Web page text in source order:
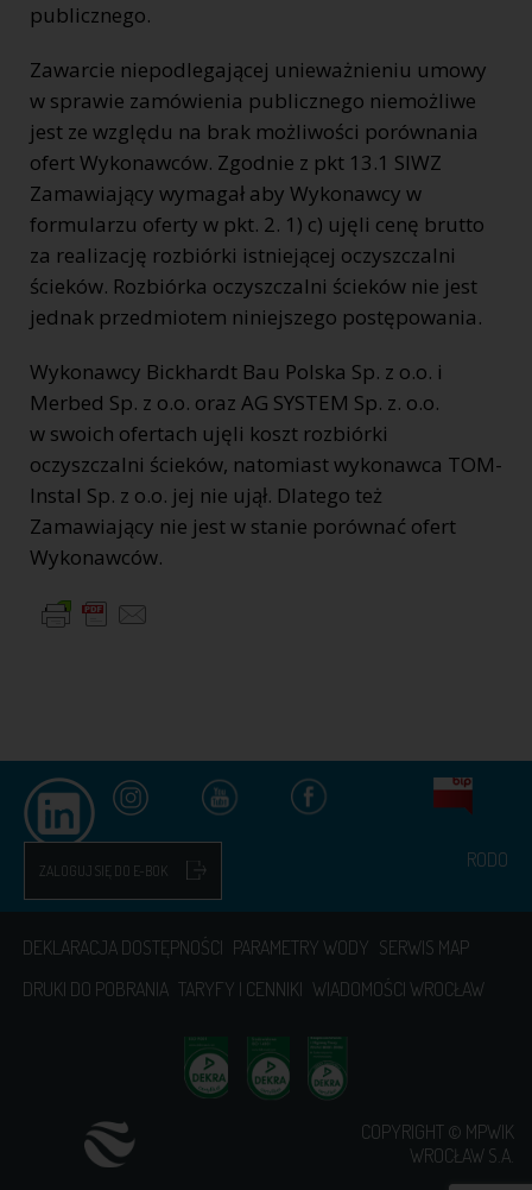
publicznego.
Zawarcie niepodlegającej unieważnieniu umowy
w sprawie zamówienia publicznego niemożliwe
jest ze względu na brak możliwości porównania
ofert Wykonawców. Zgodnie z pkt 13.1 SIWZ
Zamawiający wymagał aby Wykonawcy w
formularzu oferty w pkt. 2. 1) c) ujęli cenę brutto
za realizację rozbiórki istniejącej oczyszczalni
ścieków. Rozbiórka oczyszczalni ścieków nie jest
jednak przedmiotem niniejszego postępowania.
Wykonawcy Bickhardt Bau Polska Sp. z o.o. i
Merbed Sp. z o.o. oraz AG SYSTEM Sp. z. o.o.
w swoich ofertach ujęli koszt rozbiórki
oczyszczalni ścieków, natomiast wykonawca TOM-
Instal Sp. z o.o. jej nie ujął. Dlatego też
Zamawiający nie jest w stanie porównać ofert
Wykonawców.
ZALOGUJ SIĘ DO E-BOK
DEKLARACJA DOSTĘPNOŚCI PARAMETRY WODY SERWIS MAP
DRUKI DO POBRANIA TARYFY I CENNIKI WIADOMOŚCI WROCŁAW
RODO
COPYRIGHT © MPWIK
WROCŁAW S.A.